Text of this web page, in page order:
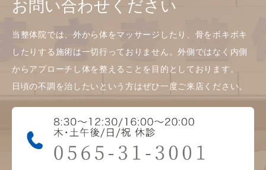
お問い合わせください
当整体院では、外から体をマッサージしたり、骨をボキボキ
したりする施術は一切行っておりません。外側ではなく内側
からアプローチし体を整えることを目的としております。
日頃の不調を治したいという方はぜひ一度ご来店ください。